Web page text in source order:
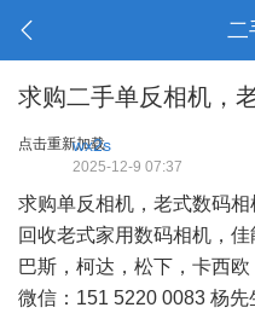
二
求购二手单反相机，
点击重新加载
wx2s
2025-12-9 07:37
求购单反相机，老式数码相
回收老式家用数码相机，
巴斯，柯达，松下，卡西欧
微信：151 5220 0083 杨先